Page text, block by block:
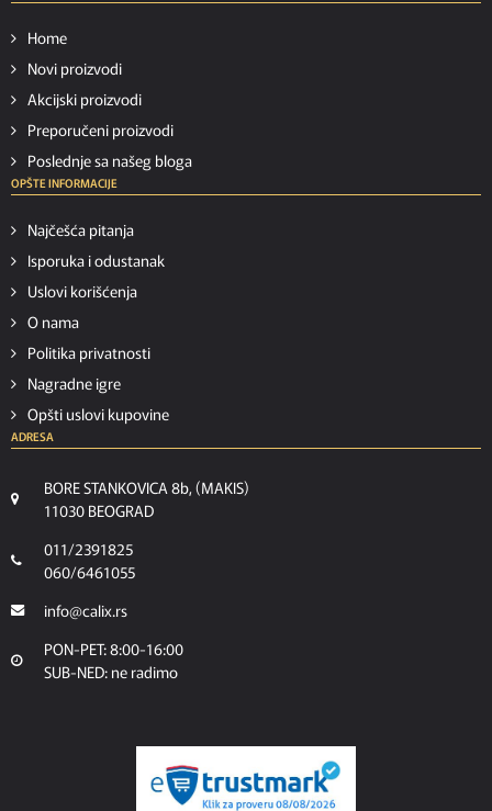
Home
Novi proizvodi
Akcijski proizvodi
Preporučeni proizvodi
Poslednje sa našeg bloga
OPŠTE INFORMACIJE
Najčešća pitanja
Isporuka i odustanak
Uslovi korišćenja
O nama
Politika privatnosti
Nagradne igre
Opšti uslovi kupovine
ADRESA
BORE STANKOVICA 8b, (MAKIS)
11030 BEOGRAD
011/2391825
060/6461055
info@calix.rs
PON-PET: 8:00-16:00
SUB-NED: ne radimo